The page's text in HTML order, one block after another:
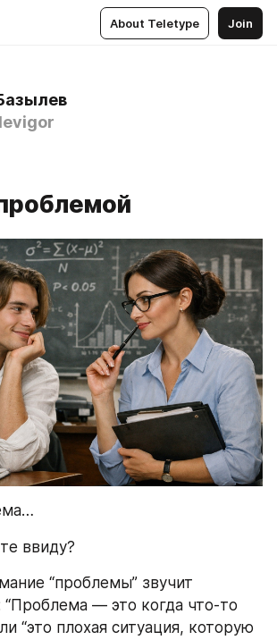
About Teletype Join
ввиду?
“проблемы” звучит
— это когда что-то
“это плохая ситуация, которую